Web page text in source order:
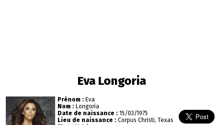
Eva Longoria
Prénom : Eva
Nom : Longoria
Date de naissance : 15/03/1975
Lieu de naissance : Corpus Christi, Texas